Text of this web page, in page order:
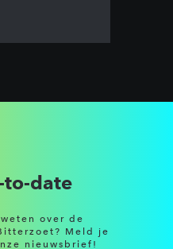
date
over de
Meld je
nieuwsbrief!